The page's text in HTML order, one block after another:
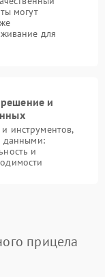
могут
для
и
инструментов,
данными:
и
прицела